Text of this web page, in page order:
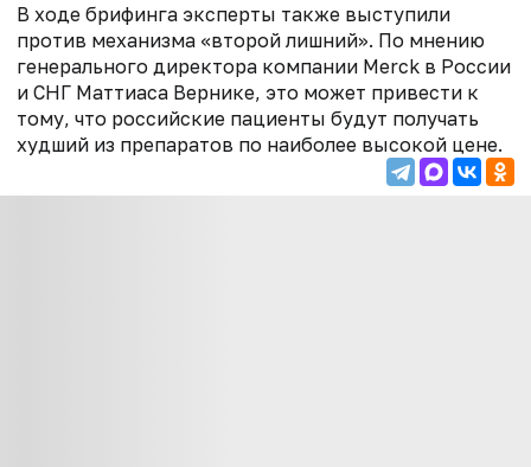
В ходе брифинга эксперты также выступили
против механизма «второй лишний». По мнению
генерального директора компании Merck в России
и СНГ Маттиаса Вернике, это может привести к
тому, что российские пациенты будут получать
худший из препаратов по наиболее высокой цене.